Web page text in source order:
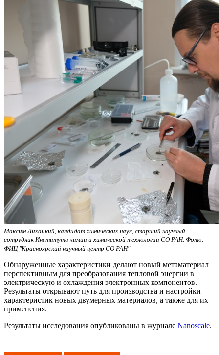
Максим Лихацкий, кандидат химических наук, старший научный
сотрудник Института химии и химической технологии СО РАН. Фото:
ФИЦ "Красноярский научный центр СО РАН"
Обнаруженные характеристики делают новый метаматериал
перспективным для преобразования тепловой энергии в
электрическую и охлаждения электронных компонентов.
Результаты открывают путь для производства и настройки
характеристик новых двумерных материалов, а также для их
применения.
Результаты исследования опубликованы в журнале Nanoscale.